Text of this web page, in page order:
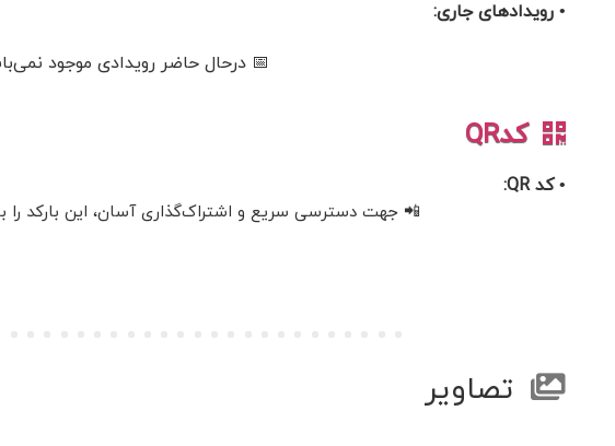
• رویدادهای جاری:
📅 درحال حاضر رویدادی موجود
کدQR
• کد QR:
📲 جهت دسترسی سریع و اشتراک‌گذاری آسان، این بارکد را
تصاویر